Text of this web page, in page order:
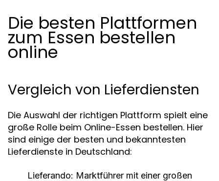
Die besten Plattformen
zum Essen bestellen
online
Vergleich von Lieferdiensten
Die Auswahl der richtigen Plattform spielt eine
große Rolle beim Online-Essen bestellen. Hier
sind einige der besten und bekanntesten
Lieferdienste in Deutschland:
Lieferando: Marktführer mit einer großen